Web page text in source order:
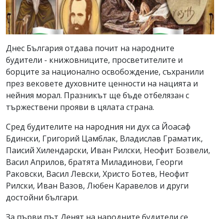
Днес България отдава почит на народните
будители - книжовниците, просветителите и
борците за национално освобождение, съхранили
през вековете духовните ценности на нацията и
нейния морал. Празникът ще бъде отбелязан с
тържествени прояви в цялата страна.
Сред будителите на народния ни дух са Йоасаф
Бдински, Григорий Цамблак, Владислав Граматик,
Паисий Хилендарски, Иван Рилски, Неофит Бозвели,
Васил Априлов, братята Миладинови, Георги
Раковски, Васил Левски, Христо Ботев, Неофит
Рилски, Иван Вазов, Любен Каравелов и други
достойни българи.